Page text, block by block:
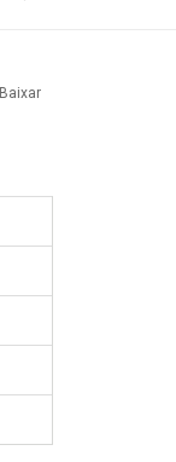
Baixar